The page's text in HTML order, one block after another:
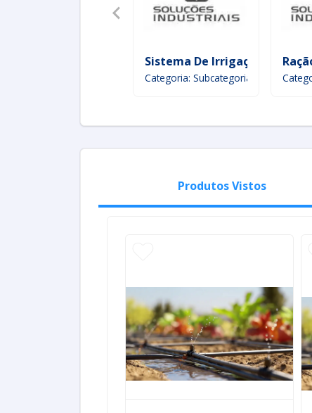
Sistema De Irrigação Por
Categoria: Subcategoria
Produtos Vistos